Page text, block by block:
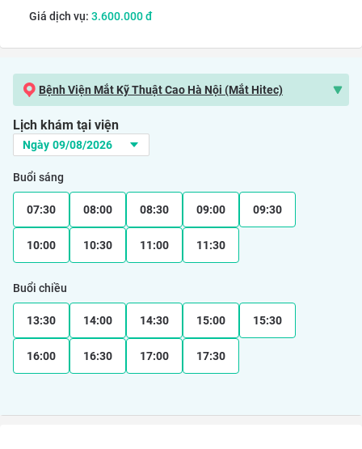
Giá dịch vụ: 3.600.000đ
Bệnh Viện Mắt Kỹ Thuật Cao Hà Nội (Mắt Hitec)
Lịch khám tại viện
Buổi sáng
07:30 08:00 08:30 09:00 09:30
10:00 10:30 11:00 11:30
Buổi chiều
13:30 14:00 14:30 15:00 15:30
16:00 16:30 17:00 17:30